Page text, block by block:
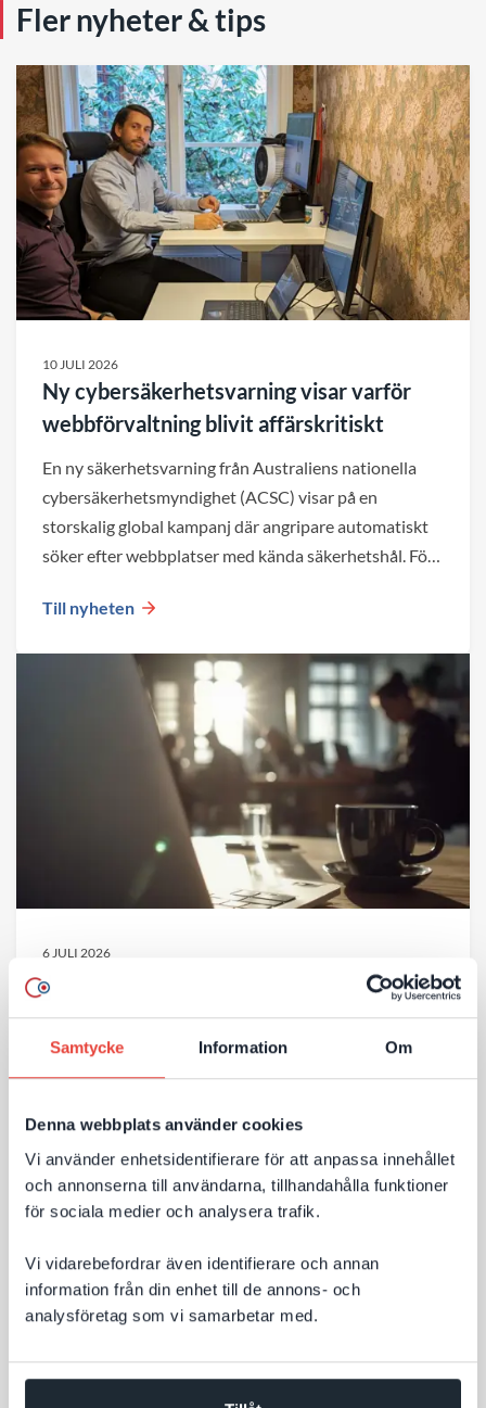
Samtycke Information Om
Denna webbplats använder cookies
Vi använder enhetsidentifierare för att anpassa innehållet
och annonserna till användarna, tillhandahålla funktioner
för sociala medier och analysera trafik.
Vi vidarebefordrar även identifierare och annan
information från din enhet till de annons- och
analysföretag som vi samarbetar med.
Fler nyheter & tips
10 JULI 2026
Ny cybersäkerhetsvarning visar varför
webbförvaltning blivit affärskritiskt
En ny säkerhetsvarning från Australiens nationella
cybersäkerhetsmyndighet (ACSC) visar på en
storskalig global kampanj där angripare automatiskt
söker efter webbplatser med kända säkerhetshål. För
av plattform och den löpande förvaltningen påverkar
Till nyheten
6 JULI 2026
Så får ni bättre AI‑synlighet efter Googles
nya riktlinjer
Många företag funderar på hur AI‑sök påverkar deras
webbplats. Behöver man bygga om innehållet? Skapa
nya sidor? Eller optimera på helt andra sätt än
för AI‑sök – och budskapet är: mycket av det som
redan skapar en bra webbplats är fortfarande
Till nyheten